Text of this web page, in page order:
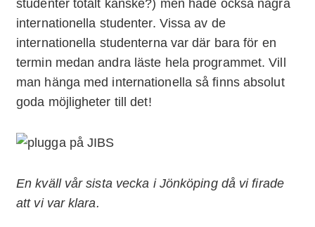
studenter totalt kanske?) men hade också några
internationella studenter. Vissa av de
internationella studenterna var där bara för en
termin medan andra läste hela programmet. Vill
man hänga med internationella så finns absolut
goda möjligheter till det!
En kväll vår sista vecka i Jönköping då vi firade
att vi var klara.